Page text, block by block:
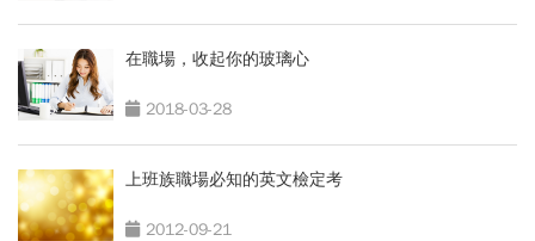
在職場，收起你的玻璃心
2018-03-28
上班族職場必知的英文檢定考
2012-09-21